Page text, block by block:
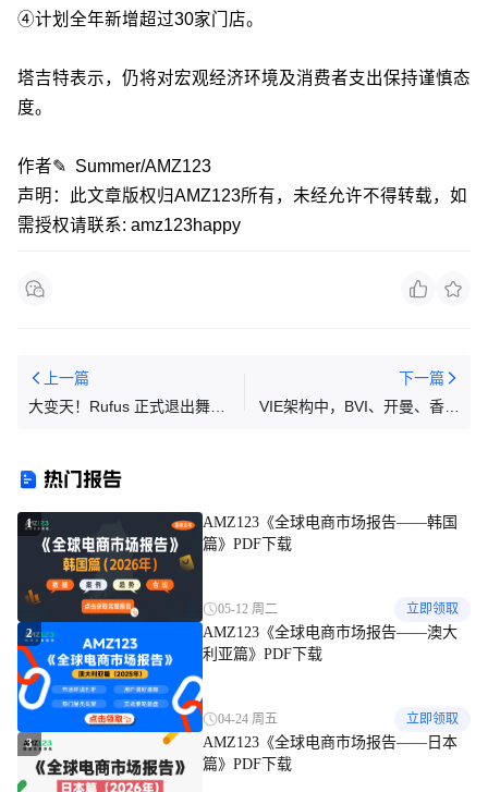
④计划全年新增超过30家门店。
塔吉特表示，仍将对宏观经济环境及消费者支出保持谨慎态
度。
作者✎ Summer/AMZ123
声明：此文章版权归AMZ123所有，未经允许不得转载，如
需授权请联系: amz123happy
上一篇
大变天！Rufus 正式退出舞
下一篇
VIE架构中，BVI、开曼、香港
热门报告
1
AMZ123《全球电商市场报告——韩国
篇》PDF下载
05-12 周二 立即领取
2
AMZ123《全球电商市场报告——澳大
利亚篇》PDF下载
04-24 周五 立即领取
3
AMZ123《全球电商市场报告——日本
篇》PDF下载